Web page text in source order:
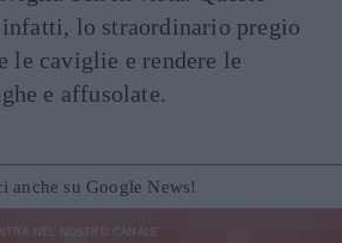
infatti, lo straordinario pregio
le caviglie e rendere le
e affusolate.
anche su Google News!
NEL NOSTRO CANALE